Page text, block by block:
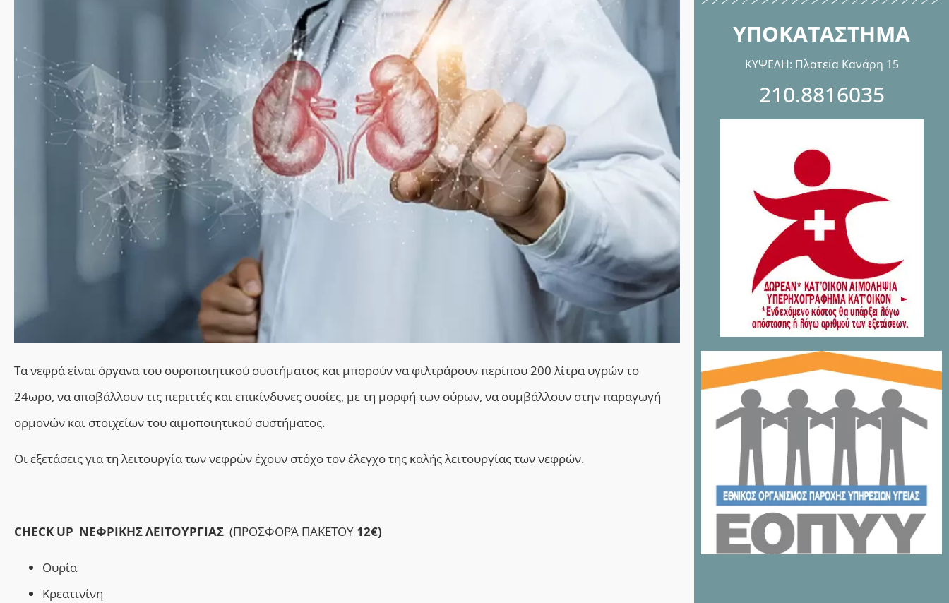
Τα νεφρά είναι όργανα του ουροποιητικού συστήματος και μπορούν να φιλτράρουν περίπου 200 λίτρα υγρών το
24ωρο, να αποβάλλουν τις περιττές και επικίνδυνες ουσίες, με τη μορφή των ούρων, να συμβάλλουν στην παραγωγή
ορμονών και στοιχείων του αιμοποιητικού συστήματος.
Οι εξετάσεις για τη λειτουργία των νεφρών έχουν στόχο τον έλεγχο της καλής λειτουργίας των νεφρών.
CHECK UP ΝΕΦΡΙΚΗΣ ΛΕΙΤΟΥΡΓΙΑΣ (ΠΡΟΣΦΟΡΆ ΠΑΚΕΤΟΥ 12€)
Ουρία
Κρεατινίνη
ΥΠΟΚΑΤΑΣΤΗΜΑ
ΚΥΨΕΛΗ: Πλατεία Κανάρη 15
210.8816035